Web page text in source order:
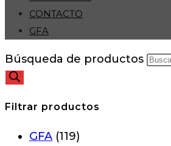
CONTACTO
GFA
Búsqueda de productos
Filtrar productos
GFA (119)